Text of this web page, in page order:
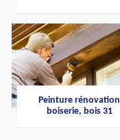
Peinture rénovation
boiserie, bois 31